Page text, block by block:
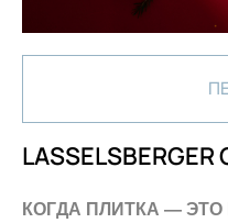
LASSELSBERGER
КОГДА ПЛИТКА —